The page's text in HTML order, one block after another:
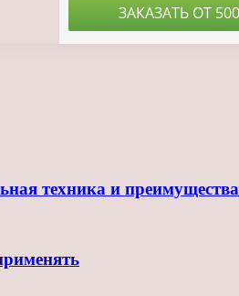
техника и преимущества